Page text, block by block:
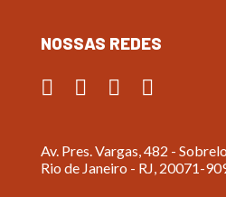
NOSSAS REDES
Av. Pres. Vargas, 482 -
Rio de Janeiro - RJ, 20071-